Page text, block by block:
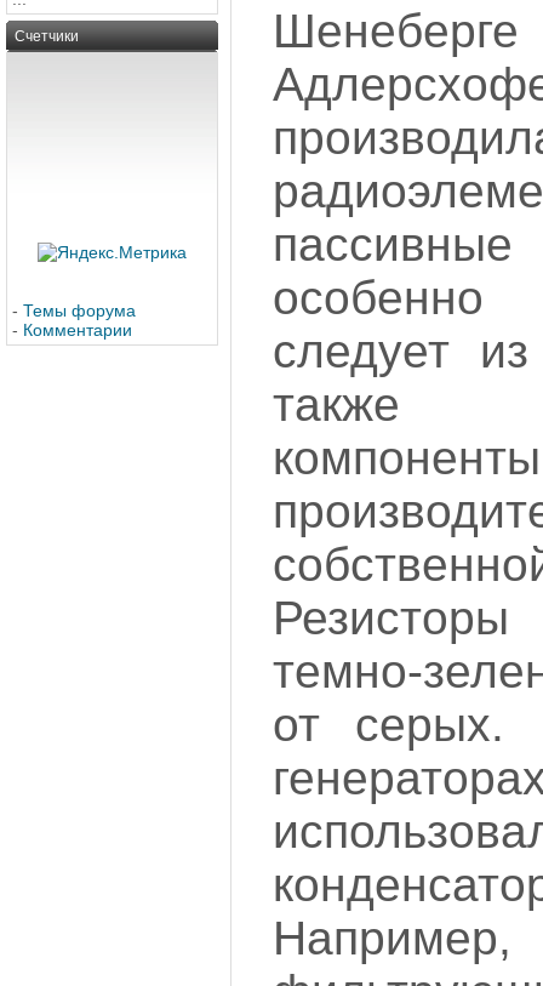
Счетчики
- Темы форума
- Комментарии
особенно
следует
также
темно-
от серых.